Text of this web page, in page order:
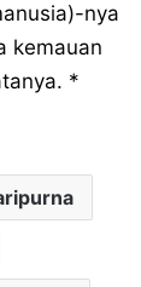
nya
kemauan
*